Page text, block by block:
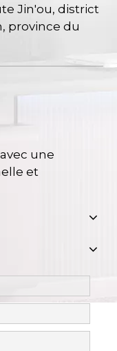
Jin'ou, district
province du
une
et